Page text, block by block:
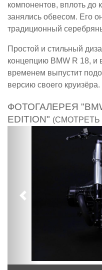
компонентов, вплоть до
занялись обвесом. Его
традиционный
Простой и стильный
концепцию BMW R 18, и
временем выпустит
версию своего круизёра.
ФОТОГАЛЕРЕЯ
EDITION" (СМОТРЕТЬ
Предыдущий